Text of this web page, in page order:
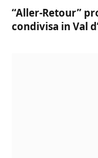
“Aller-Retour”
condivisa in Val